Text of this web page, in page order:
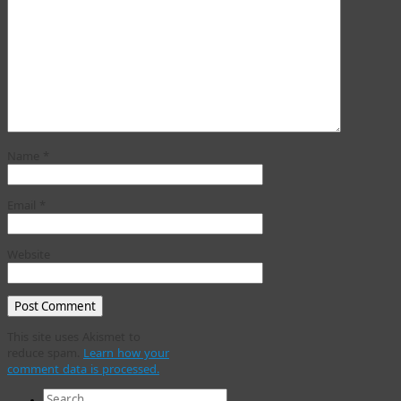
Learn how your
comment data is processed.
Search